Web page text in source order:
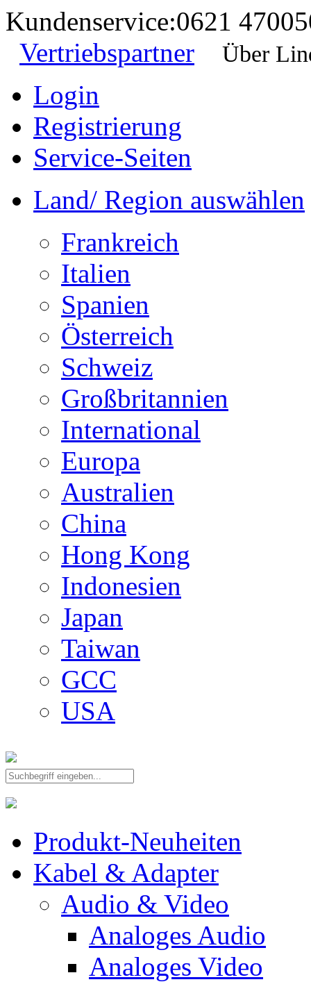
Kundenservice:0621
Vertriebspartner
Über
Login
Registrierung
Service-Seiten
Land/ Region auswählen
Frankreich
Italien
Spanien
Österreich
Schweiz
Großbritannien
International
Europa
Australien
China
Hong Kong
Indonesien
Japan
Taiwan
GCC
USA
Produkt-Neuheiten
Kabel & Adapter
Audio & Video
Analoges Audio
Analoges Video